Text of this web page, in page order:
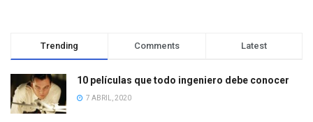
Trending Comments Latest
10 películas que todo ingeniero debe conocer
7 ABRIL, 2020